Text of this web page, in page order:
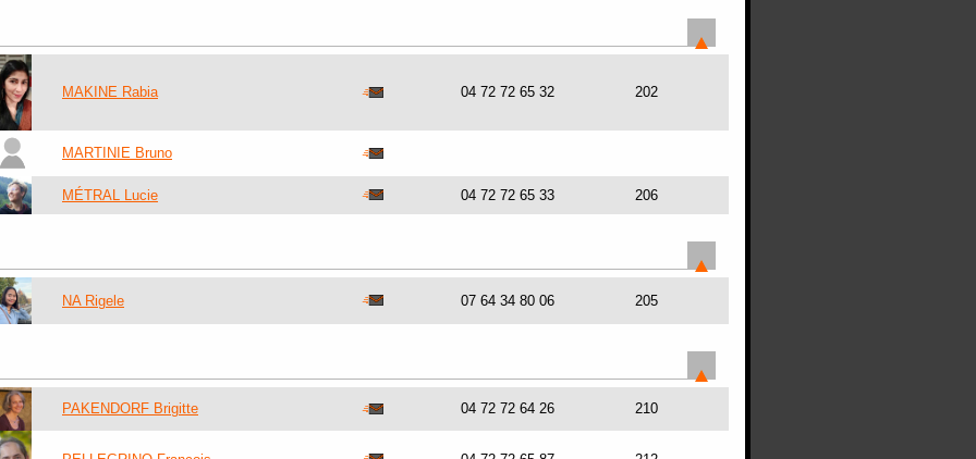
MAKINE Rabia 04 72 72 65 32 202
MARTINIE Bruno
MÉTRAL Lucie 04 72 72 65 33 206
NA Rigele 07 64 34 80 06 205
PAKENDORF Brigitte 04 72 72 64 26 210